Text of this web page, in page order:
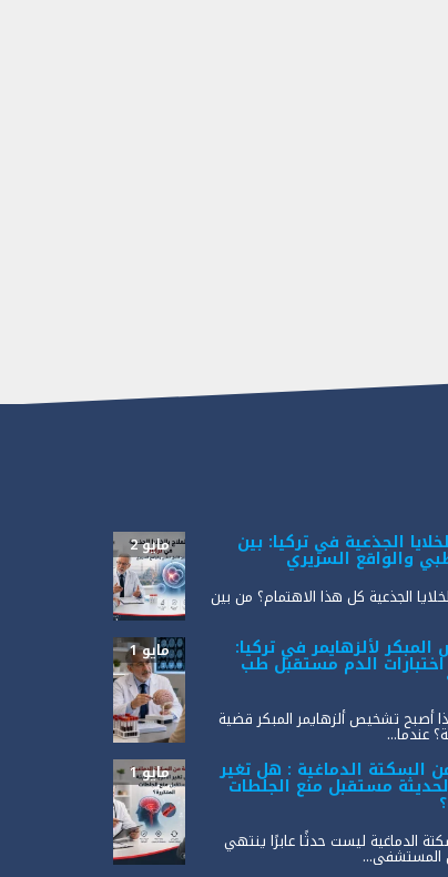
الجذعية في تركيا: بين
والواقع السريري
مايو 2
الجذعية كل هذا الاهتمام؟ من بين
لألزهايمر في تركيا:
الدم مستقبل طب مايو 1
أصبح تشخيص ألزهايمر المبكر قضية
عندما...
السكتة الدماغية : هل تغير
مستقبل منع الجلطات مايو 1
الدماغية ليست حدثًا عابرًا ينتهي
المستشفى...